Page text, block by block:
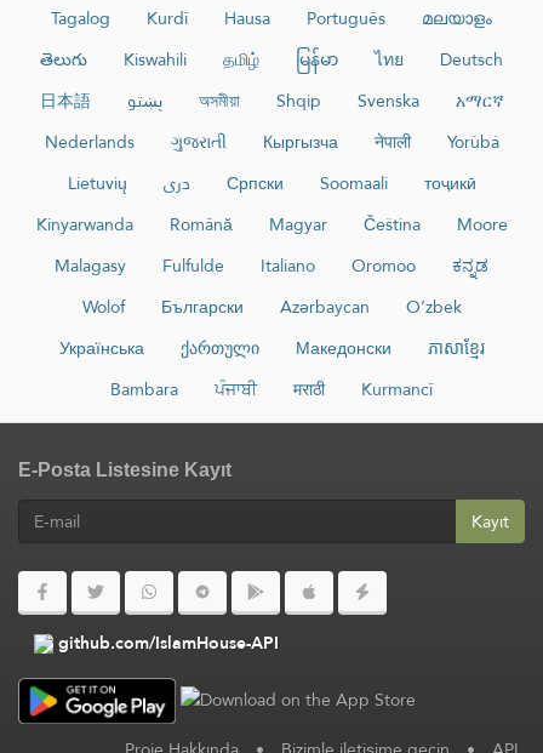
Tagalog
Kurdî Hausa Português
മലയാളം
తెలుగు
Kiswahili தமிழ் မြန်မာ ไทย
Deutsch
日本語
پښتو অসমীয়া Shqip Svenska
አማርኛ
Nederlands
ગુજરાતી Кыргызча नेपाली
Yorùbá
Lietuvių
دری Српски Soomaali
тоҷикӣ
Kinyarwanda
Română Magyar Čeština
Moore
Malagasy
Fulfulde Italiano Oromoo
ಕನ್ನಡ
Wolof
Български Azərbaycan
O‘zbek
Українська
ქართული Македонски
ភាសាខ្មែរ
Bambara
ਪੰਜਾਬੀ मराठी Kurmancî
E-Posta Listesine Kayıt
Kayıt
github.com/IslamHouse-API